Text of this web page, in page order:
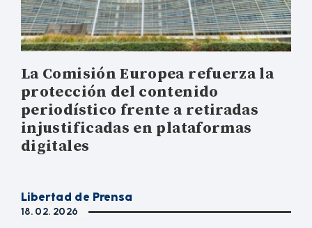
La Comisión Europea refuerza la
protección del contenido
periodístico frente a retiradas
injustificadas en plataformas
digitales
Libertad de Prensa
18. 02. 2026